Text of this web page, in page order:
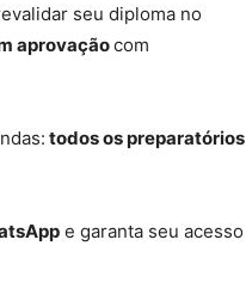
seu diploma no
aprovaçãocom
todos os preparatórios
e garanta seu acesso